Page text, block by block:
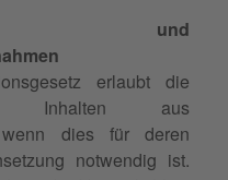
und
erlaubt die
Inhalten aus
wenn dies für deren
notwendig ist.